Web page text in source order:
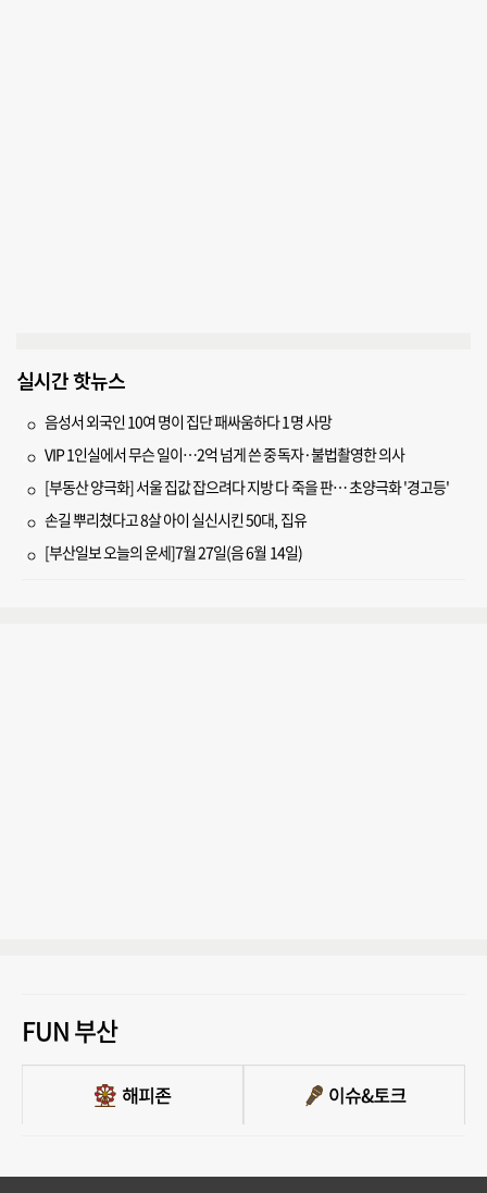
실시간 핫뉴스
음성서 외국인 10여 명이 집단 패싸움하다 1명 사망
VIP 1인실에서 무슨 일이…2억 넘게 쓴 중독자·불법촬영한 의사
[부동산 양극화] 서울 집값 잡으려다 지방 다 죽을 판… 초양극화 '경고등'
손길 뿌리쳤다고 8살 아이 실신시킨 50대, 집유
[부산일보 오늘의 운세]7월 27일(음 6월 14일)
FUN 부산